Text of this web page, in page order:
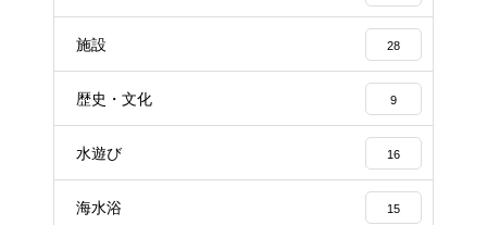
施設 28
歴史・文化 9
水遊び 16
海水浴 15